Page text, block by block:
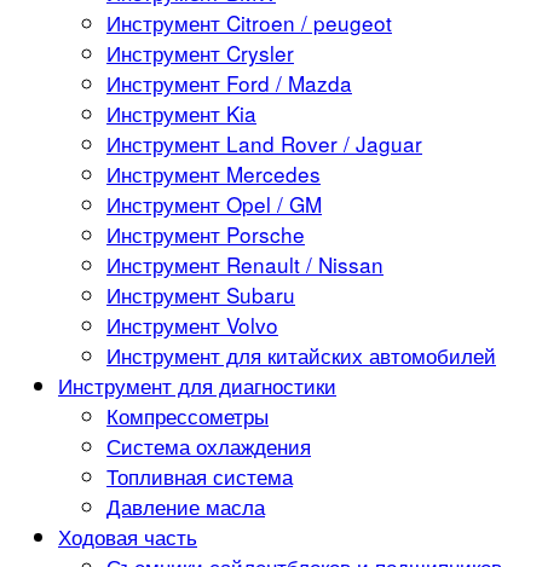
Инструмент Citroen / peugeot
Инструмент Crysler
Инструмент Ford / Mazda
Инструмент Kia
Инструмент Land Rover / Jaguar
Инструмент Mercedes
Инструмент Opel / GM
Инструмент Porsche
Инструмент Renault / Nissan
Инструмент Subaru
Инструмент Volvo
Инструмент для китайских автомобилей
Инструмент для диагностики
Компрессометры
Система охлаждения
Топливная система
Давление масла
Ходовая часть